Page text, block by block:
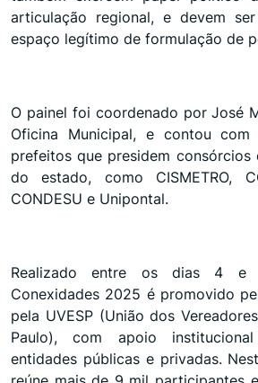
articulação regional, e devem
espaço legítimo de formulação de
O painel foi coordenado por José
Oficina Municipal, e contou
prefeitos que presidem consórcios
do estado, como CISMETRO,
CONDESU e Unipontal.
Realizado entre os dias 4
Conexidades 2025 é promovido
pela UVESP (União dos
Paulo), com apoio
entidades públicas e privadas.